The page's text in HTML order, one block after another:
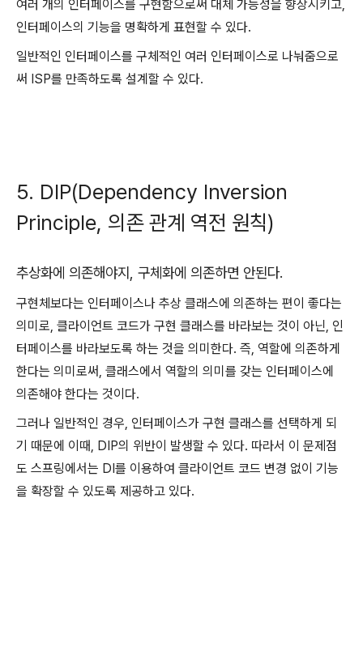
여러 개의 인터페이스를 구현함으로써 대체 가능성을 향상시키고,
인터페이스의 기능을 명확하게 표현할 수 있다.
일반적인 인터페이스를 구체적인 여러 인터페이스로 나눠줌으로
써 ISP를 만족하도록 설계할 수 있다.
5. DIP(Dependency Inversion
Principle, 의존 관계 역전 원칙)
추상화에 의존해야지, 구체화에 의존하면 안된다.
구현체보다는 인터페이스나 추상 클래스에 의존하는 편이 좋다는
의미로, 클라이언트 코드가 구현 클래스를 바라보는 것이 아닌, 인
터페이스를 바라보도록 하는 것을 의미한다. 즉, 역할에 의존하게
한다는 의미로써, 클래스에서 역할의 의미를 갖는 인터페이스에
의존해야 한다는 것이다.
그러나 일반적인 경우, 인터페이스가 구현 클래스를 선택하게 되
기 때문에 이때, DIP의 위반이 발생할 수 있다. 따라서 이 문제점
도 스프링에서는 DI를 이용하여 클라이언트 코드 변경 없이 기능
을 확장할 수 있도록 제공하고 있다.